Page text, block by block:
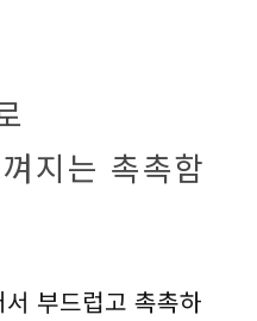
지는 촉촉함
부드럽고 촉촉하